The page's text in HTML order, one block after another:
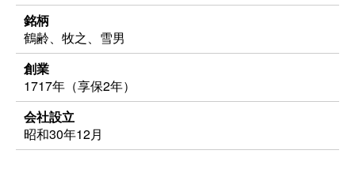
銘柄
鶴齢、牧之、雪男
創業
1717年（享保2年）
会社設立
昭和30年12月